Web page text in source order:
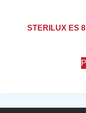
STERILUX ES